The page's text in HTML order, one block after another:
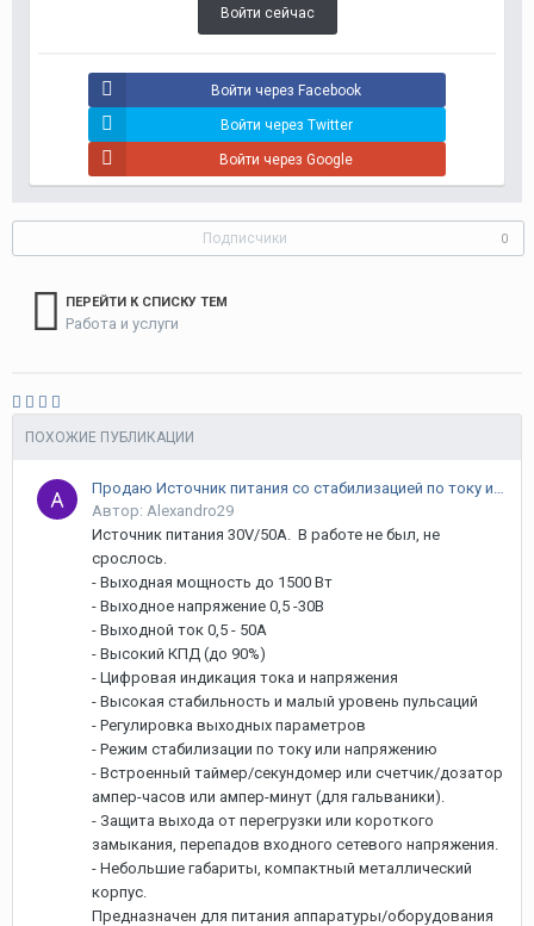
Войти сейчас
Войти через Facebook
Войти через Twitter
Войти через Google
Подписчики 0
ПЕРЕЙТИ К СПИСКУ ТЕМ
Работа и услуги
ПОХОЖИЕ ПУБЛИКАЦИИ
Автор: Alexandro29
Источник питания 30V/50A. В работе не был, не
срослось.
- Выходная мощность до 1500 Вт
- Выходное напряжение 0,5 -30В
- Выходной ток 0,5 - 50А
- Высокий КПД (до 90%)
- Цифровая индикация тока и напряжения
- Высокая стабильность и малый уровень пульсаций
- Регулировка выходных параметров
- Режим стабилизации по току или напряжению
- Встроенный таймер/секундомер или счетчик/дозатор
ампер-часов или ампер-минут (для гальваники).
- Защита выхода от перегрузки или короткого
замыкания, перепадов входного сетевого напряжения.
- Небольшие габариты, компактный металлический
корпус.
Предназначен для питания аппаратуры/оборудования